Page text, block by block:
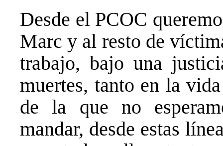
Desde el PCOC
Marc y al resto de
trabajo, bajo una
muertes, tanto en la
de la que no
mandar, desde estas